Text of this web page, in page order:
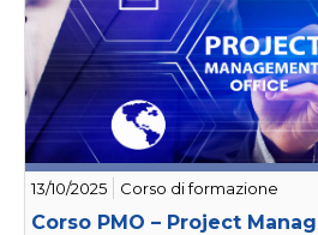
13/10/2025 Corso di formazione
Corso PMO – Project